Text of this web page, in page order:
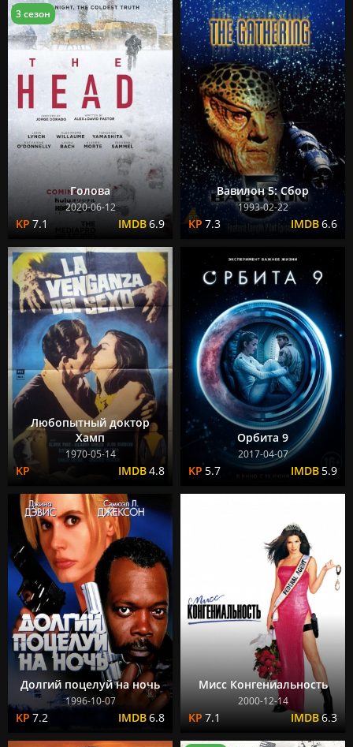
Голова
2020-06-12
7.1 6.9
3 сезон
Вавилон 5: Сбор
1993-02-22
7.3 6.6
Любопытный доктор
Хамп
1970-05-14
4.8
Орбита 9
2017-04-07
5.7 5.9
Долгий поцелуй на ночь
1996-10-07
7.2 6.8
Мисс Конгениальность
2000-12-14
7.1 6.3